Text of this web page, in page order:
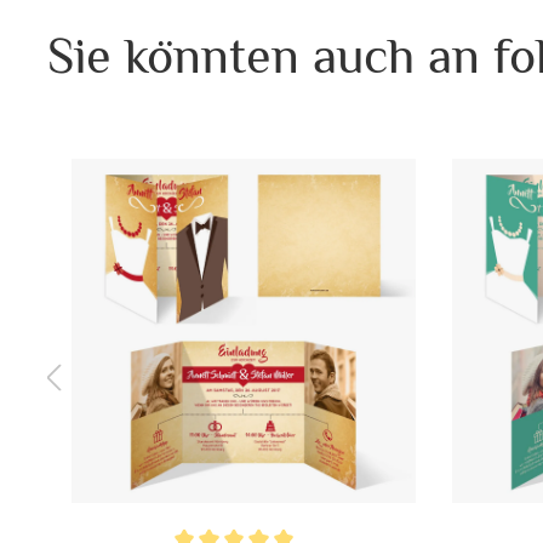
Sie könnten auch an